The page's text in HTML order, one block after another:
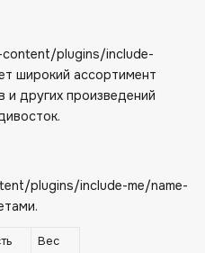
content/plugins/include-
широкий ассортимент
и других произведений
plugins/include-me/name-
Вес